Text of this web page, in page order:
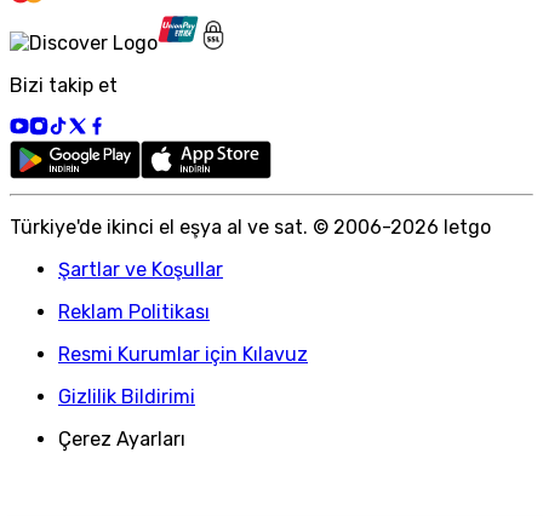
Bizi takip et
Türkiye'de ikinci el eşya al ve sat. © 2006-2026 letgo
Şartlar ve Koşullar
Reklam Politikası
Resmi Kurumlar için Kılavuz
Gizlilik Bildirimi
Çerez Ayarları